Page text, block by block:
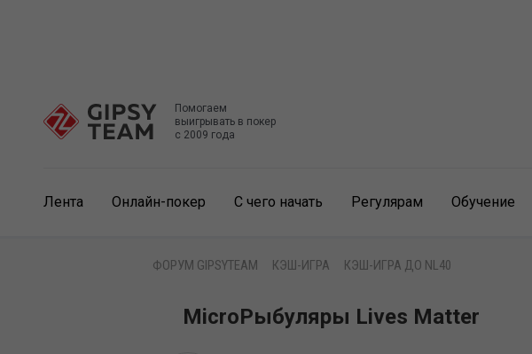
Помогаем
выигрывать в покер
с 2009 года
Лента Онлайн-покер С чего начать Регулярам Обучение
ФОРУМ GIPSYTEAM КЭШ-ИГРА КЭШ-ИГРА ДО NL40
MicroРыбуляры Lives Matter